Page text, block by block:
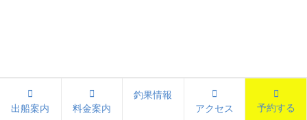
出船案内 料金案内
釣果情報
アクセス
予約する